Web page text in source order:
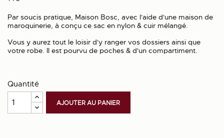
Par soucis pratique, Maison Bosc, avec l'aide d'une maison de
maroquinerie, à conçu ce sac en nylon & cuir mélangé.
Vous y aurez tout le loisir d'y ranger vos dossiers ainsi que
votre robe. Il est pourvu de poches & d'un compartiment.
Quantité
AJOUTER AU PANIER